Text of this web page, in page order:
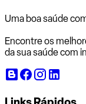
Uma boa saúde
Encontre os
da sua saúde com